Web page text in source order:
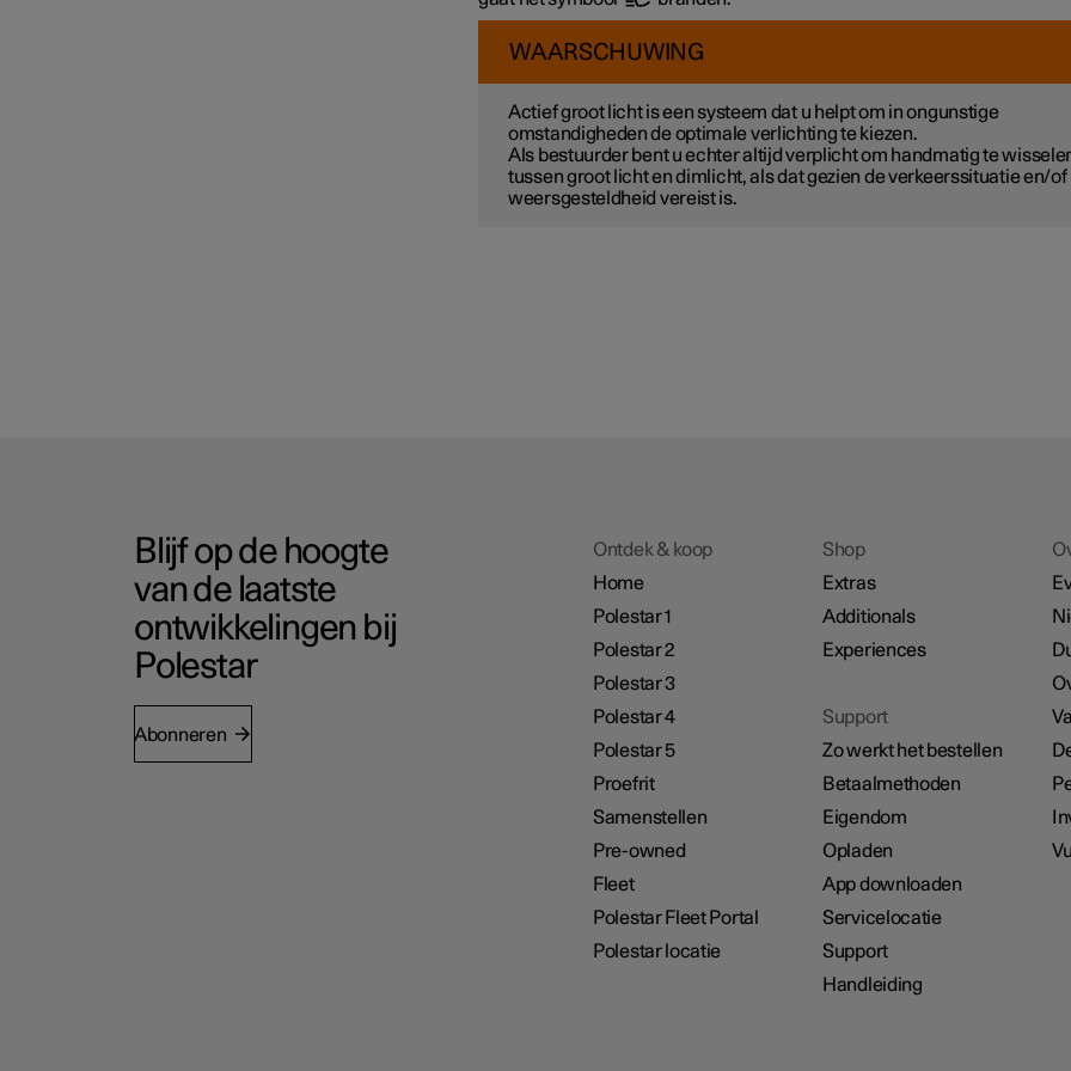
WAARSCHUWING
Actief groot licht is een systeem dat u helpt om in ongunstige
omstandigheden de optimale verlichting te kiezen.
Als bestuurder bent u echter altijd verplicht om handmatig te
tussen groot licht en dimlicht, als dat gezien de verkeerssituatie en/of
weersgesteldheid vereist is.
Blijf op de hoogte
van de laatste
ontwikkelingen bij
Polestar
Abonneren
Ontdek & koop
Home
Polestar 1
Polestar 2
Polestar 3
Polestar 4
Polestar 5
Proefrit
Samenstellen
Pre-owned
Fleet
Polestar Fleet Portal
Polestar locatie
Shop
Extras
Additionals
Experiences
Support
Zo werkt het bestellen
Betaalmethoden
Eigendom
Opladen
App downloaden
Servicelocatie
Support
Handleiding